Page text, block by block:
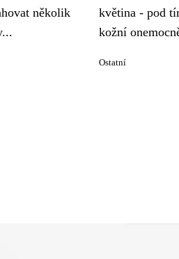
několik
květina - pod
kožní
Ostatní